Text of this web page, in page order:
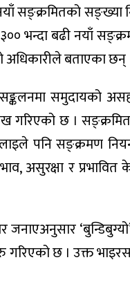
नयाँ सङ्क्रमितको
३०० भन्दा बढी नयाँ
बताएका छन्
सङ्कलनमा समुदायको
गरिएको छ ।
पनि सङ्क्रमण
असुरक्षा र
जनाएअनुसार
गरिएको छ । उक्त